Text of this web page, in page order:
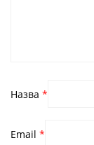
Назва *
Email *